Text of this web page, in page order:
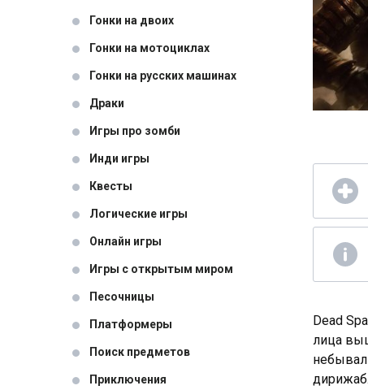
Гонки на двоих
Гонки на мотоциклах
Гонки на русских машинах
Драки
Игры про зомби
Инди игры
Квесты
Логические игры
Онлайн игры
Игры с открытым миром
Песочницы
Платформеры
Поиск предметов
Приключения
Dead
лица